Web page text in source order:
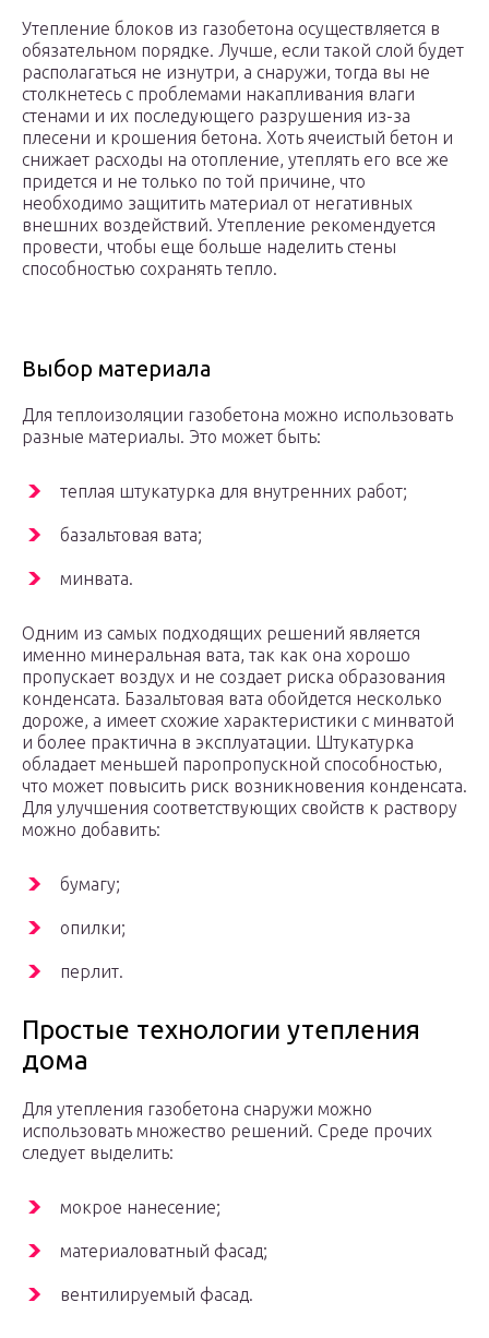
Утепление блоков из газобетона осуществляется в
обязательном порядке. Лучше, если такой слой будет
располагаться не изнутри, а снаружи, тогда вы не
столкнетесь с проблемами накапливания влаги
стенами и их последующего разрушения из-за
плесени и крошения бетона. Хоть ячеистый бетон и
снижает расходы на отопление, утеплять его все же
придется и не только по той причине, что
необходимо защитить материал от негативных
внешних воздействий. Утепление рекомендуется
провести, чтобы еще больше наделить стены
способностью сохранять тепло.
Выбор материала
Для теплоизоляции газобетона можно использовать
разные материалы. Это может быть:
теплая штукатурка для внутренних работ;
базальтовая вата;
минвата.
Одним из самых подходящих решений является
именно минеральная вата, так как она хорошо
пропускает воздух и не создает риска образования
конденсата. Базальтовая вата обойдется несколько
дороже, а имеет схожие характеристики с минватой
и более практична в эксплуатации. Штукатурка
обладает меньшей паропропускной способностью,
что может повысить риск возникновения конденсата.
Для улучшения соответствующих свойств к раствору
можно добавить:
бумагу;
опилки;
перлит.
Простые технологии утепления
дома
Для утепления газобетона снаружи можно
использовать множество решений. Среде прочих
следует выделить:
мокрое нанесение;
материаловатный фасад;
вентилируемый фасад.